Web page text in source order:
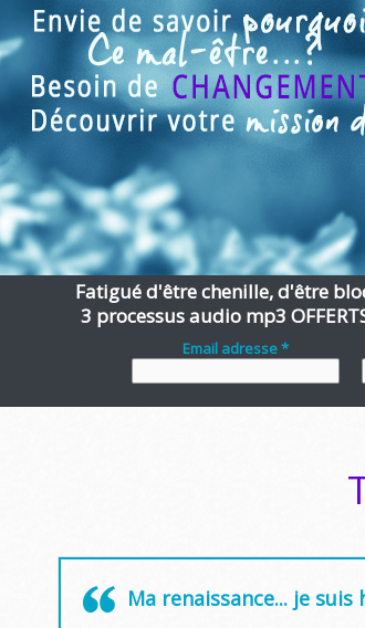
Fatigué d'être chenille, d'être
3 processus audio mp3
Email adresse *
Ma renaissance... je suis